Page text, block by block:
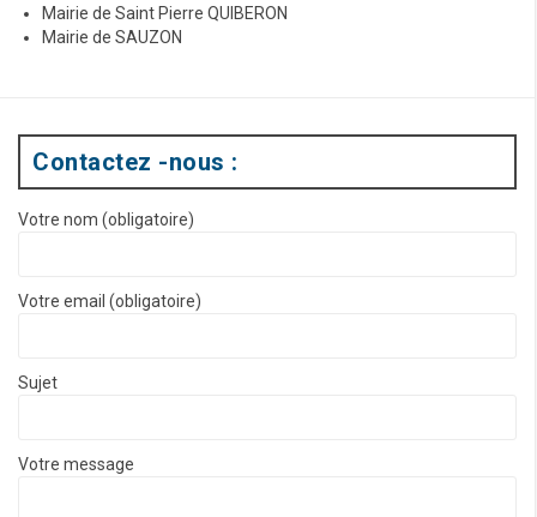
Mairie de Saint Pierre QUIBERON
Mairie de SAUZON
Contactez -nous :
Votre nom (obligatoire)
Votre email (obligatoire)
Sujet
Votre message